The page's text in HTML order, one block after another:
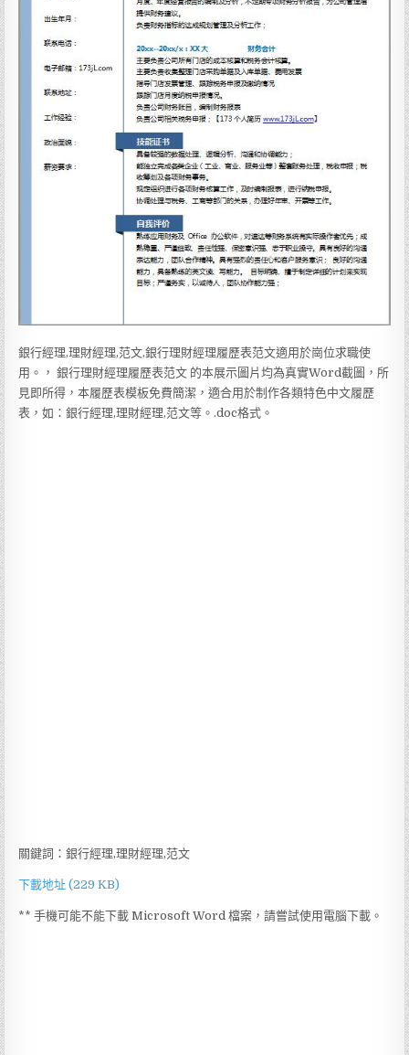
銀行經理,理財經理,范文,銀行理財經理履歷表范文適用於崗位求職使
用。， 銀行理財經理履歷表范文 的本展示圖片均為真實Word截圖，所
見即所得，本履歷表模板免費簡潔，適合用於制作各類特色中文履歷
表，如：銀行經理,理財經理,范文等。.doc格式。
關鍵詞：銀行經理,理財經理,范文
下載地址 (229 KB)
** 手機可能不能下載 Microsoft Word 檔案，請嘗試使用電腦下載。